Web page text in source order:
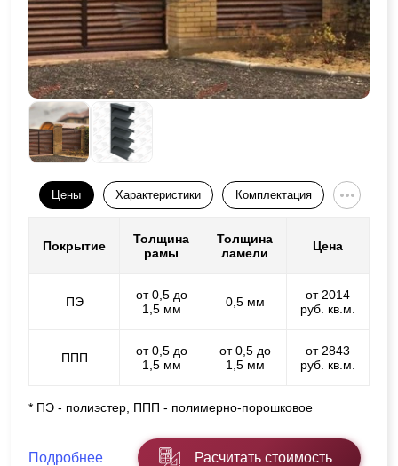
Цены Характеристики Комплектация
Покрытие
Толщина
рамы
Толщина
ламели
Цена
ПЭ
от 0,5 до
1,5 мм
0,5 мм
от 2014
руб. кв.м.
ППП
от 0,5 до
1,5 мм
от 0,5 до
1,5 мм
от 2843
руб. кв.м.
* ПЭ - полиэстер, ППП - полимерно-порошковое
Подробнее Расчитать стоимость